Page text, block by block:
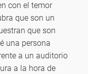
con el temor
que son un
que son
una persona
a un auditorio
a la hora de